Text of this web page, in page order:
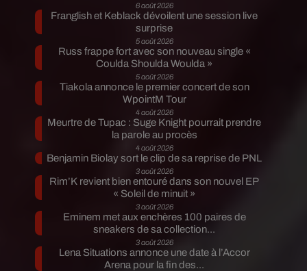
6 août 2026
Franglish et Keblack dévoilent une session live
surprise
5 août 2026
Russ frappe fort avec son nouveau single «
Coulda Shoulda Woulda »
5 août 2026
Tiakola annonce le premier concert de son
WpointM Tour
4 août 2026
Meurtre de Tupac : Suge Knight pourrait prendre
la parole au procès
4 août 2026
Benjamin Biolay sort le clip de sa reprise de PNL
3 août 2026
Rim’K revient bien entouré dans son nouvel EP
« Soleil de minuit »
3 août 2026
Eminem met aux enchères 100 paires de
sneakers de sa collection...
3 août 2026
Lena Situations annonce une date à l’Accor
Arena pour la fin des...